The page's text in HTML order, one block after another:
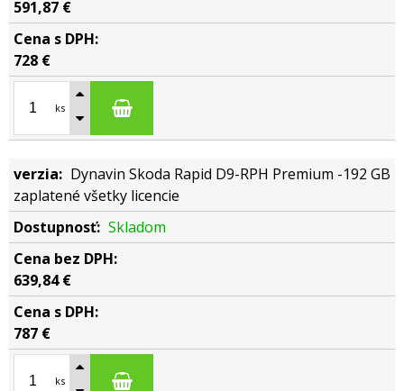
591,87 €
728 €
ks
Dynavin Skoda Rapid D9-RPH Premium -192 GB
zaplatené všetky licencie
Skladom
639,84 €
787 €
ks